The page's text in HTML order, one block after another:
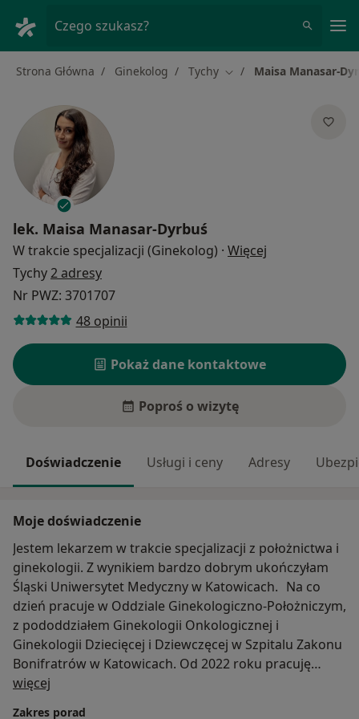
Czego szukasz?
Strona Główna Ginekolog Tychy Zmień miasto
Maisa Manasar-
lek. Maisa Manasar-Dyrbuś
W trakcie specjalizacji (Ginekolog) · Więcej
Tychy2 adresy
Nr PWZ: 3701707
48 opinii
Pokaż dane kontaktowe
Poproś o wizytę
Doświadczenie Usługi i ceny Adresy
Moje doświadczenie
Jestem lekarzem w trakcie specjalizacji z położnictwa i
ginekologii. Z wynikiem bardzo dobrym ukończyłam
Śląski Uniwersytet Medyczny w Katowicach. Na co
dzień pracuje w Oddziale Ginekologiczno-Położniczym,
z pododdziałem Ginekologii Onkologicznej i
Ginekologii Dziecięcej i Dziewczęcej w Szpitalu Zakonu
Bonifratrów w Katowicach. Od 2022 roku pracuję
również jako asystent badawczo-dydaktyczny
więcej
Zakres porad